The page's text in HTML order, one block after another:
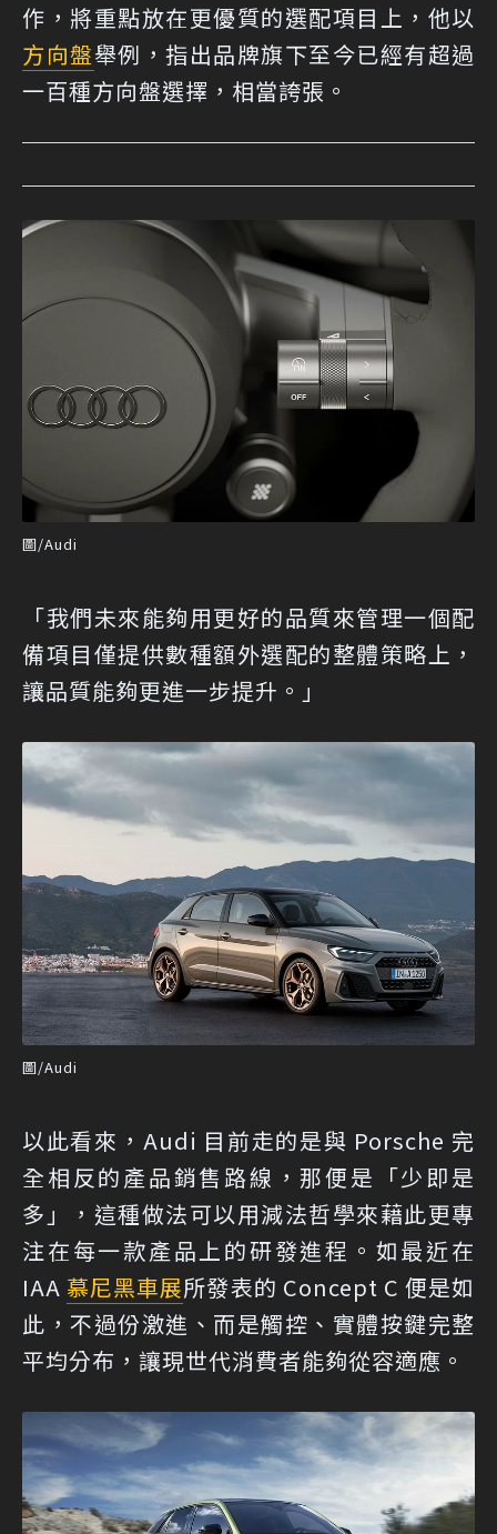
作，將重點放在更優質的選配項目上，他以
方向盤舉例，指出品牌旗下至今已經有超過
一百種方向盤選擇，相當誇張。
圖/Audi
「我們未來能夠用更好的品質來管理一個配
備項目僅提供數種額外選配的整體策略上，
讓品質能夠更進一步提升。」
圖/Audi
以此看來，Audi 目前走的是與 Porsche 完
全相反的產品銷售路線，那便是「少即是
多」，這種做法可以用減法哲學來藉此更專
注在每一款產品上的研發進程。如最近在
IAA 慕尼黑車展所發表的 Concept C 便是如
此，不過份激進、而是觸控、實體按鍵完整
平均分布，讓現世代消費者能夠從容適應。